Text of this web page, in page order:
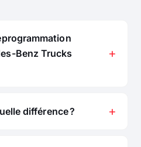
Benz Trucks
différence ?